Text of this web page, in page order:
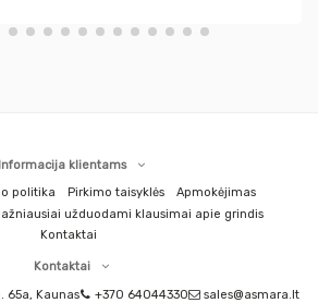
Informacija klientams
politika Pirkimo taisyklės
Apmokėjimas
užduodami klausimai apie grindis
Kontaktai
Kontaktai
65a, Kaunas +370 64044330 sales@asmara.lt